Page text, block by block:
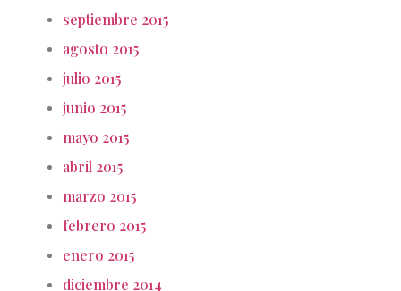
septiembre 2015
agosto 2015
julio 2015
junio 2015
mayo 2015
abril 2015
marzo 2015
febrero 2015
enero 2015
diciembre 2014